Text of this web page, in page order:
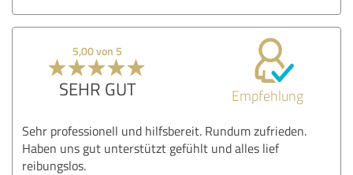
5,00 von 5
SEHR GUT Empfehlung
Sehr professionell und hilfsbereit. Rundum zufrieden.
Haben uns gut unterstützt gefühlt und alles lief
reibungslos.